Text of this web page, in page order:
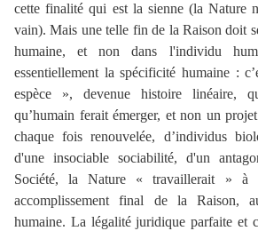
cette finalité qui est la sienne (la Nature
vain). Mais une telle fin de la Raison doit
humaine, et non dans l'individu
essentiellement la spécificité humaine :
espèce », devenue histoire linéaire,
qu’humain ferait émerger, et non un
chaque fois renouvelée, d’individus
d'une insociable sociabilité, d'un
Société, la Nature « travaillerait » à
accomplissement final de la Raison,
humaine. La légalité juridique parfaite et